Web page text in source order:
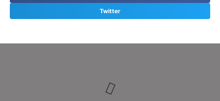
Twitter